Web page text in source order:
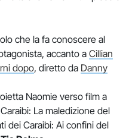
che la fa conoscere al
accanto a Cillian
dopo, diretto da Danny
Naomie verso film a
La maledizione del
dei Caraibi: Ai confini del